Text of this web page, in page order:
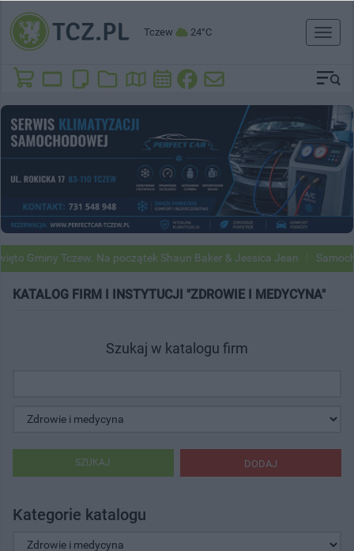
Tczew 24°C
Toggle
Gminy Tczew. Na początek Shaun Baker & Jessica Jean
KATALOG FIRM I INSTYTUCJI "ZDROWIE I MEDYCYNA"
Szukaj w katalogu firm
DODAJ
SZUKAJ
Kategorie katalogu